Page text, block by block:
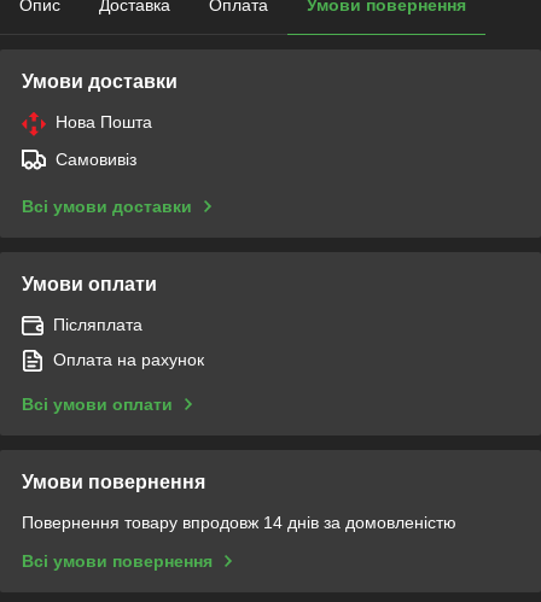
Опис Доставка Оплата Умови повернення
Умови доставки
Нова Пошта
Самовивіз
Всі умови доставки
Умови оплати
Післяплата
Оплата на рахунок
Всі умови оплати
Умови повернення
Повернення товару впродовж 14 днів за домовленістю
Всі умови повернення